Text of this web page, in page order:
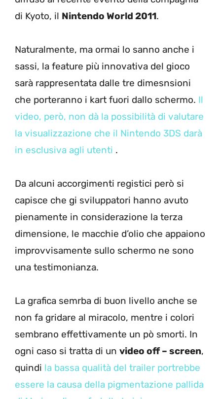
di Kyoto, il Nintendo World 2011.
Naturalmente, ma ormai lo sanno anche i
sassi, la feature più innovativa del gioco
sarà rappresentata dalle tre dimesnsioni
che porteranno i kart fuori dallo schermo. Il
video, però, non dà la possibilità di valutare
la visualizzazione che il Nintendo 3DS darà
in esclusiva agli utenti .
Da alcuni accorgimenti registici però si
capisce che gi sviluppatori hanno avuto
pienamente in considerazione la terza
dimensione, le macchie d’olio che appaiono
improvvisamente sullo schermo ne sono
una testimonianza.
La grafica semrba di buon livello anche se
non fa gridare al miracolo, mentre i colori
sembrano effettivamente un pò smorti. In
ogni caso si tratta di un video off – screen,
quindi la bassa qualità del trailer portrebbe
essere la causa della pigmentazione pallida